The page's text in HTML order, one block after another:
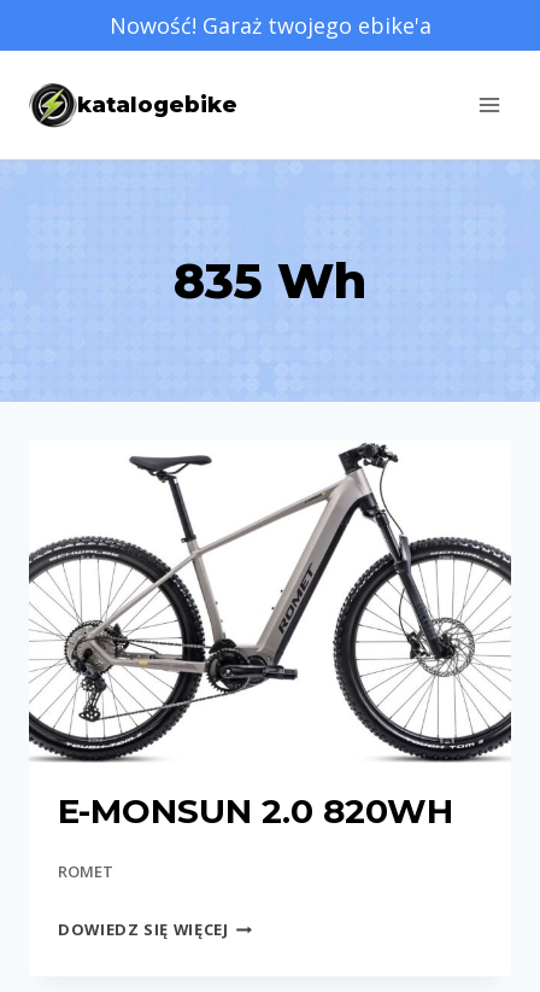
do
treści
Nowość! Garaż twojego ebike'a
katalogebike
835 Wh
E-MONSUN 2.0 820WH
ROMET
DOWIEDZ SIĘ WIĘCEJ